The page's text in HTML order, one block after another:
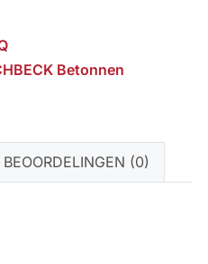
Betonnen
BEOORDELINGEN (0)